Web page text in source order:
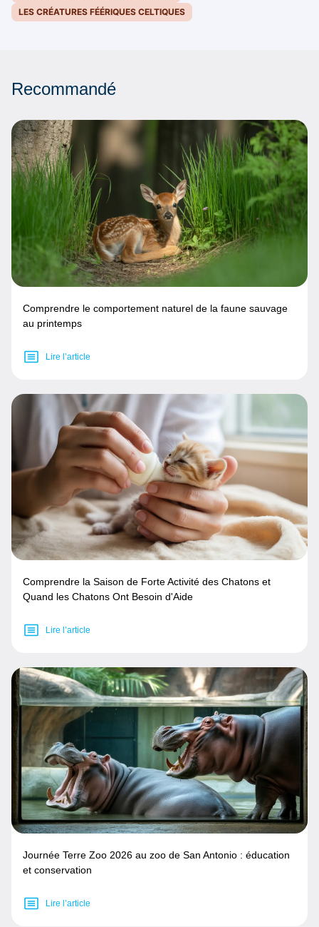
LES CRÉATURES FÉÉRIQUES CELTIQUES
Recommandé
Comprendre le comportement naturel de la faune sauvage
au printemps
Lire l’article
Comprendre la Saison de Forte Activité des Chatons et
Quand les Chatons Ont Besoin d'Aide
Lire l’article
Journée Terre Zoo 2026 au zoo de San Antonio : éducation
et conservation
Lire l’article